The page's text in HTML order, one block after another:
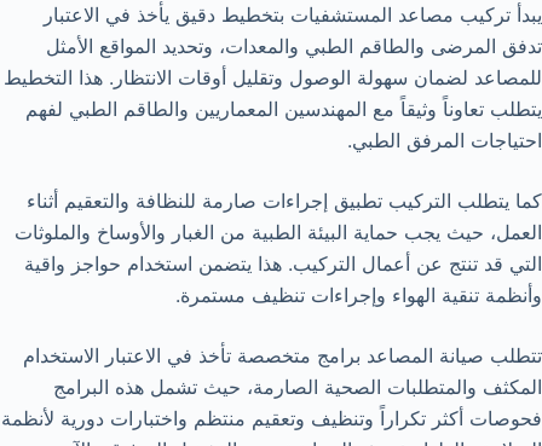
يبدأ تركيب مصاعد المستشفيات بتخطيط دقيق يأخذ في الاعتبار
تدفق المرضى والطاقم الطبي والمعدات، وتحديد المواقع الأمثل
للمصاعد لضمان سهولة الوصول وتقليل أوقات الانتظار. هذا التخطيط
يتطلب تعاوناً وثيقاً مع المهندسين المعماريين والطاقم الطبي لفهم
احتياجات المرفق الطبي.
كما يتطلب التركيب تطبيق إجراءات صارمة للنظافة والتعقيم أثناء
العمل، حيث يجب حماية البيئة الطبية من الغبار والأوساخ والملوثات
التي قد تنتج عن أعمال التركيب. هذا يتضمن استخدام حواجز واقية
وأنظمة تنقية الهواء وإجراءات تنظيف مستمرة.
تتطلب صيانة المصاعد برامج متخصصة تأخذ في الاعتبار الاستخدام
المكثف والمتطلبات الصحية الصارمة، حيث تشمل هذه البرامج
فحوصات أكثر تكراراً وتنظيف وتعقيم منتظم واختبارات دورية لأنظمة